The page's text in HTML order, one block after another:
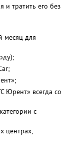
и тратить его без
месяц для
Юрент» всегда со
с
центрах,